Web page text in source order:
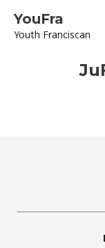
content
YouFra
Youth Franciscan